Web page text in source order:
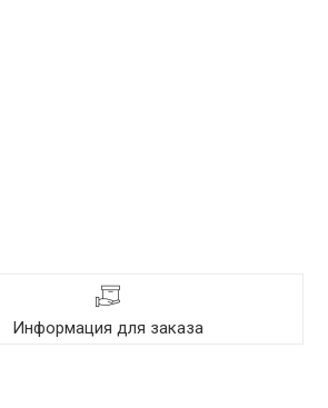
Информация для заказа